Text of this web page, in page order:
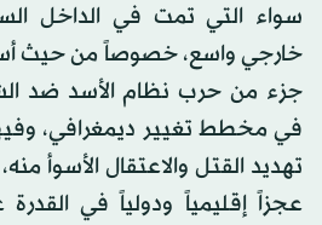
سواء التي تمت في الداخل
خارجي واسع، خصوصاً من حيث
جزء من حرب نظام الأسد ضد
في مخطط تغيير ديمغرافي،
تهديد القتل والاعتقال الأسوأ
عجزاً إقليمياً ودولياً في